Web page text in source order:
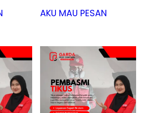
AKU MAU PESAN